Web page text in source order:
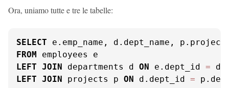
Ora, uniamo tutte e tre le tabelle:
SELECT
FROM
LEFT JOIN departments d ON e.dept_id =
LEFT JOIN projects p ON d.dept_id =